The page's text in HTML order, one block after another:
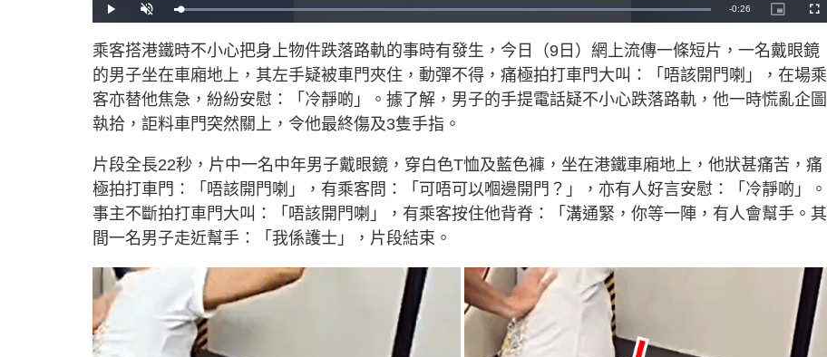
P
l
U
n
u
t
e
L
o
e
d
:
1
0
.
0
%
R
i
-0:26
P
i
u
r
e
-
n
-
r
e
F
u
l
s
c
r
e
n
乘客搭港鐵時不小心把身上物件跌落路軌的事時有發生，今日（9日）網上流傳一條短片，一名戴眼鏡
的男子坐在車廂地上，其左手疑被車門夾住，動彈不得，痛極拍打車門大叫：「唔該開門喇」，在場乘
客亦替他焦急，紛紛安慰：「冷靜啲」。據了解，男子的手提電話疑不小心跌落路軌，他一時慌亂企圖
執拾，詎料車門突然關上，令他最終傷及3隻手指。
片段全長22秒，片中一名中年男子戴眼鏡，穿白色T恤及藍色褲，坐在港鐵車廂地上，他狀甚痛苦，痛
極拍打車門：「唔該開門喇」，有乘客問：「可唔可以嗰邊開門？」，亦有人好言安慰：「冷靜啲」。
事主不斷拍打車門大叫：「唔該開門喇」，有乘客按住他背脊：「溝通緊，你等一陣，有人會幫手。其
間一名男子走近幫手：「我係護士」，片段結束。